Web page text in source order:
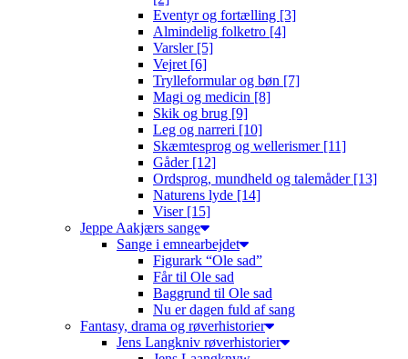
Eventyr og fortælling [3]
Almindelig folketro [4]
Varsler [5]
Vejret [6]
Trylleformular og bøn [7]
Magi og medicin [8]
Skik og brug [9]
Leg og narreri [10]
Skæmtesprog og wellerismer [11]
Gåder [12]
Ordsprog, mundheld og talemåder [13]
Naturens lyde [14]
Viser [15]
Jeppe Aakjærs sange
Sange i emnearbejdet
Figurark “Ole sad”
Får til Ole sad
Baggrund til Ole sad
Nu er dagen fuld af sang
Fantasy, drama og røverhistorier
Jens Langkniv røverhistorier